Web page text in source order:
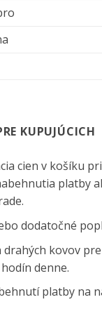
KUPUJÚCICH
cien v košíku
platby
dodatočné
drahých kovov
denne.
platby na